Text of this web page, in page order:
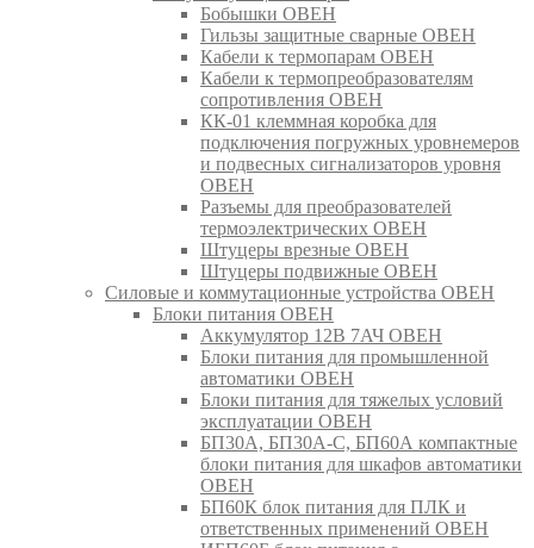
Бобышки ОВЕН
Гильзы защитные сварные ОВЕН
Кабели к термопарам ОВЕН
Кабели к термопреобразователям
сопротивления ОВЕН
КК-01 клеммная коробка для
подключения погружных уровнемеров
и подвесных сигнализаторов уровня
ОВЕН
Разъемы для преобразователей
термоэлектрических ОВЕН
Штуцеры врезные ОВЕН
Штуцеры подвижные ОВЕН
Силовые и коммутационные устройства ОВЕН
Блоки питания ОВЕН
Аккумулятор 12В 7АЧ ОВЕН
Блоки питания для промышленной
автоматики ОВЕН
Блоки питания для тяжелых условий
эксплуатации ОВЕН
БП30А, БП30А-С, БП60А компактные
блоки питания для шкафов автоматики
ОВЕН
БП60К блок питания для ПЛК и
ответственных применений ОВЕН